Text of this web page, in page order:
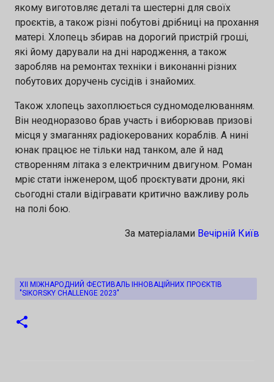
якому виготовляє деталі та шестерні для своїх
проєктів, а також різні побутові дрібниці на прохання
матері. Хлопець збирав на дорогий пристрій гроші,
які йому дарували на дні народження, а також
заробляв на ремонтах техніки і виконанні різних
побутових доручень сусідів і знайомих.
Також хлопець захоплюється судномоделюванням.
Він неодноразово брав участь і виборював призові
місця у змаганнях радіокерованих кораблів. А нині
юнак працює не тільки над танком, але й над
створенням літака з електричним двигуном. Роман
мріє стати інженером, щоб проєктувати дрони, які
сьогодні стали відігравати критично важливу роль
на полі бою.
За матеріалами Вечірній Київ
XII МІЖНАРОДНИЙ ФЕСТИВАЛЬ ІННОВАЦІЙНИХ ПРОЄКТІВ
"SIKORSKY CHALLENGE 2023"